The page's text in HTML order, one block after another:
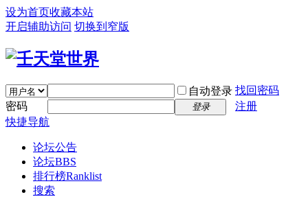
设为首页收藏本站
开启辅助访问 切换到窄版
自动登录 找回密码
密码
登录
注册
快捷导航
论坛公告
论坛BBS
排行榜Ranklist
搜索